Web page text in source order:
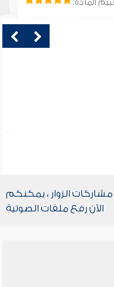
المادة:
الزوار ، يمكنكم
الآن رفع ملفات الصوتية